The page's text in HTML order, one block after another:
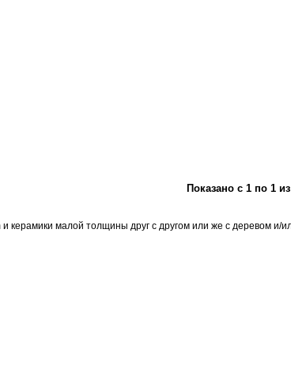
Показано с 1 по 1
керамики малой толщины друг с другом или же с деревом и/